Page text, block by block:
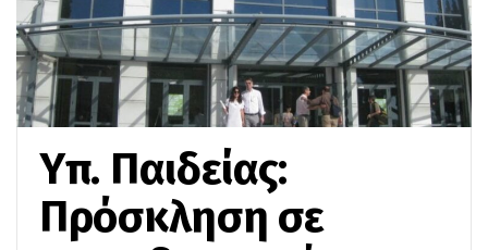
Υπ. Παιδείας:
Πρόσκληση σε